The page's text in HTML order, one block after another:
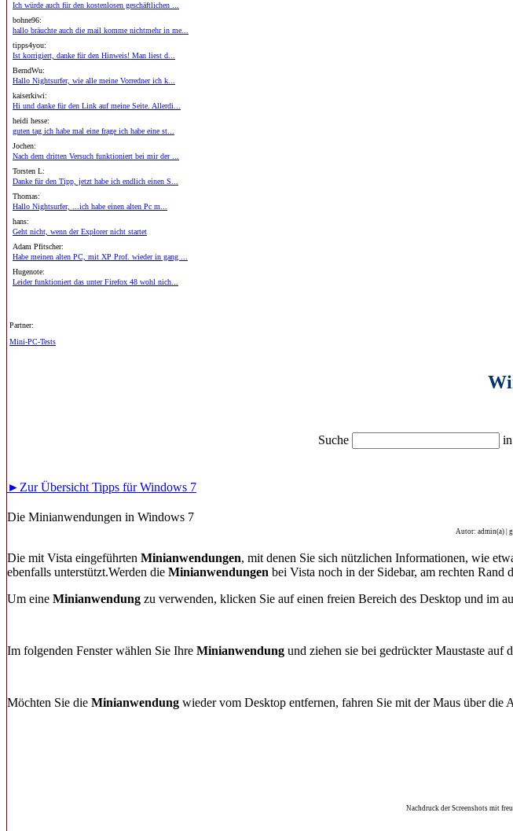
Ich würde auch für den kostenlosen geschäftlichen ...
bohne96:
hallo bräuchte auch die mail komme nichtmehr in me...
tipps4you:
Ist korrigiert, danke für den Hinweis! Man liest d...
BerndWu:
Hallo Nightsurfer, wie alle meine Vorredner ich k...
kaiserkiwi:
Hi und danke für den Link auf meine Seite. Allerdi...
heidi hesse:
guten tag ich habe mal eine frage ich habe eine st...
Jochen:
Nach dem dritten Versuch funktioniert bei mir der ...
Torsten L:
Danke für den Tipp, jetzt habe ich endlich einen S...
Thomas:
Hallo Nightsurfer, ...ich habe einen alten Pc m...
hans:
Geht nicht, wenn der Explorer nicht startet
Adam Pfitscher:
Habe meinen alten PC, mit XP Prof. wieder in gang ...
Hugenote:
Leider funktioniert das unter Firefox 48 wohl nich...
Partner:
Mini-PC-Tests
Suche in
►Zur Übersicht Tipps für Windows 7
Die Minianwendungen in Windows 7
Autor: admin(a) |
Die mit Vista eingeführten Minianwendungen, mit denen Sie sich nützlichen Informationen, wie
ebenfalls unterstützt.Werden die Minianwendungen bei Vista noch in der Sidebar, am rechten
Um eine Minianwendung zu verwenden, klicken Sie auf einen freien Bereich des Desktop und im
Im folgenden Fenster wählen Sie Ihre Minianwendung und ziehen sie bei gedrückter Maustaste auf
Möchten Sie die Minianwendung wieder vom Desktop entfernen, fahren Sie mit der Maus über die
Nachdruck der Screenshots mit